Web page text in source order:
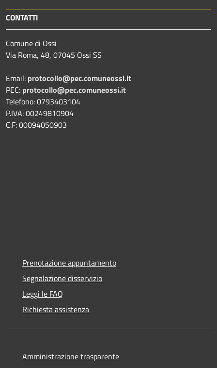
CONTATTI
Comune di Ossi
Via Roma, 48, 07045 Ossi SS
Email: protocollo@pec.comuneossi.it
PEC: protocollo@pec.comuneossi.it
Telefono: 0793403104
P.IVA: 00249810904
C.F: 00094050903
Prenotazione appuntamento
Segnalazione disservizio
Leggi le FAQ
Richiesta assistenza
Amministrazione trasparente